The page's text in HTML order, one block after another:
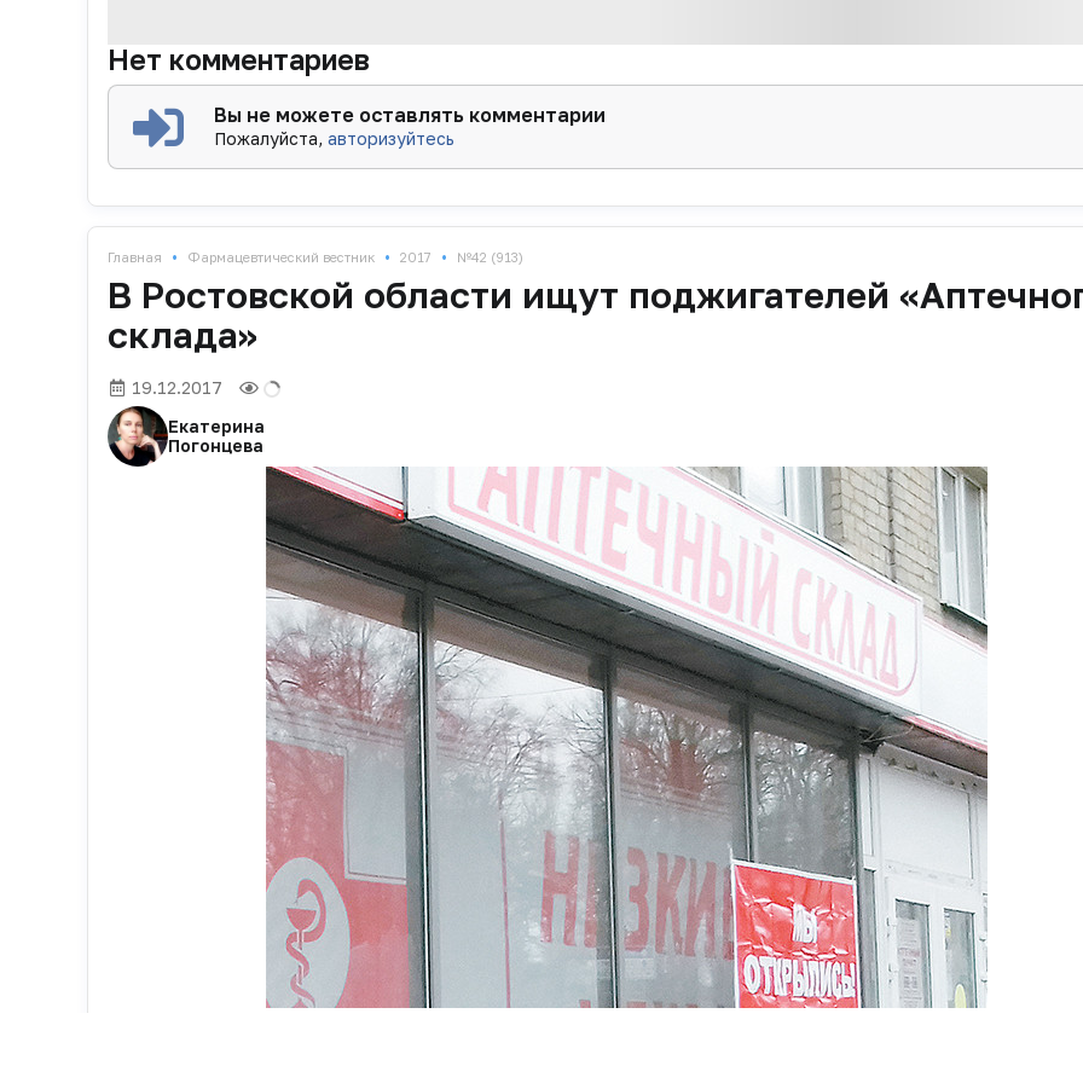
Нет комментариев
Вы не можете оставлять комментарии
Пожалуйста,авторизуйтесь
Главная • Фармацевтический вестник • 2017 • №42 (913)
В Ростовской области ищут поджигателей
склада»
19.12.2017
Екатерина
Погонцева